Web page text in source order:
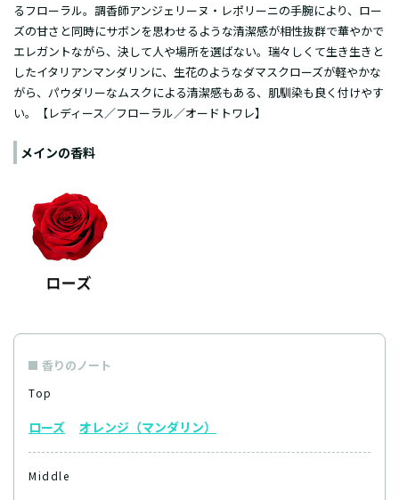
るフローラル。調香師アンジェリーヌ・レポリーニの手腕により、ロー
ズの甘さと同時にサボンを思わせるような清潔感が相性抜群で華やかで
エレガントながら、決して人や場所を選ばない。瑞々しくて生き生きと
したイタリアンマンダリンに、生花のようなダマスクローズが軽やかな
がら、パウダリーなムスクによる清潔感もある、肌馴染も良く付けやす
い。【レディース／フローラル／オードトワレ】
メインの香料
香りのノート
Top
ローズ オレンジ（マンダリン）
Middle